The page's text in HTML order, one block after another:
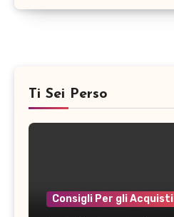
Ti Sei Perso
Consigli Per gli Acquisti